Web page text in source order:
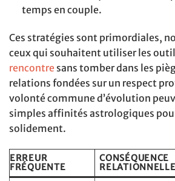
temps en couple.
Ces stratégies sont primordiales,
ceux qui souhaitent utiliser les
rencontre sans tomber dans les
relations fondées sur un respect
volonté commune d’évolution
simples affinités astrologiques
solidement.
ERREUR
FRÉQUENTE
CONSÉQUENCE
RELATIONNELLE